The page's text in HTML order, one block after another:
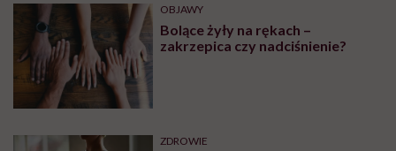
OBJAWY
Bolące żyły na rękach –
zakrzepica czy nadciśnienie?
ZDROWIE